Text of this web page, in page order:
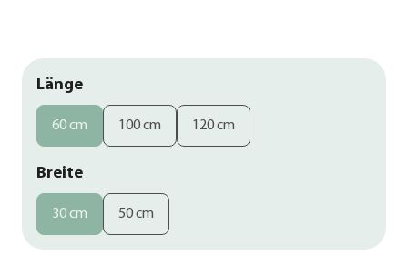
Länge
60 cm 100 cm 120 cm
Breite
30 cm 50 cm